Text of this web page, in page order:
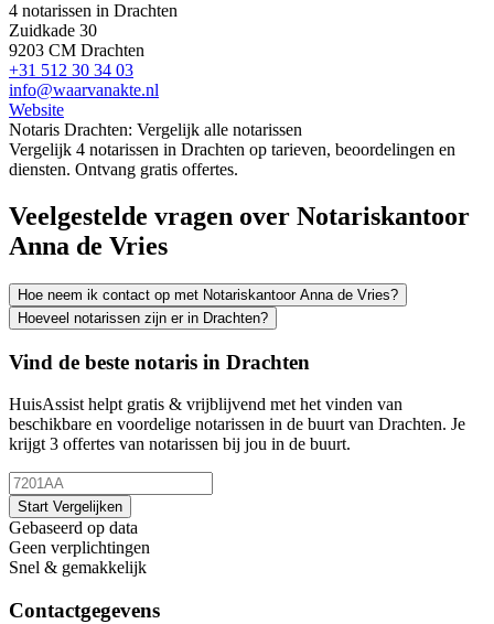
4 notarissen in Drachten
Zuidkade 30
9203 CM Drachten
+31 512 30 34 03
info@waarvanakte.nl
Website
Notaris Drachten: Vergelijk alle notarissen
Vergelijk 4 notarissen in Drachten op tarieven, beoordelingen en
diensten. Ontvang gratis offertes.
Veelgestelde vragen over Notariskantoor
Anna de Vries
Hoe neem ik contact op met Notariskantoor Anna de Vries?
Hoeveel notarissen zijn er in Drachten?
Vind de beste notaris in Drachten
HuisAssist helpt gratis & vrijblijvend met het vinden van
beschikbare en voordelige notarissen in de buurt van Drachten. Je
krijgt 3 offertes van notarissen bij jou in de buurt.
Start Vergelijken
Gebaseerd op data
Geen verplichtingen
Snel & gemakkelijk
Contactgegevens